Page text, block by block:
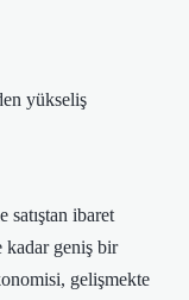
yükseliş
satıştan ibaret
kadar geniş bir
gelişmekte